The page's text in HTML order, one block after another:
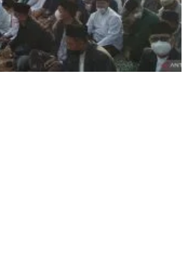
tunaikan Shalat Idul Fitri di